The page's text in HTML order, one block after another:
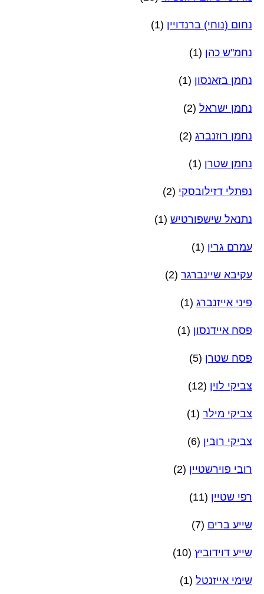
נחום (נוחי) ברנדויין (1)
נחמ"ש כהן (1)
נחמן בזאנסון (1)
נחמן ישראל (2)
נחמן רוזנברג (2)
נחמן שטרן (1)
נפתלי דזילובסקי (2)
נתנאל שישפורטיש (1)
עמרם גרין (1)
עקיבא שיינברגר (2)
פיני אייזנברג (1)
פסח איידנסון (1)
פסח שטרן (5)
צביקי לוין (12)
צביקי מילר (1)
צביקי רובין (6)
רובי פוירשטיין (2)
רפי שטיין (11)
שייע ברים (7)
שייע דוידוביץ (10)
שימי אייזנטל (1)